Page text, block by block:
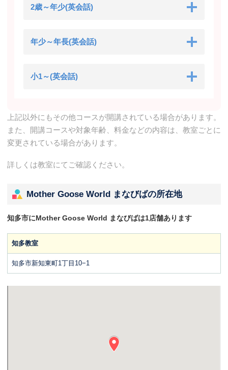
2歳～年少(英会話)
年少～年長(英会話)
小1～(英会話)
上記以外にもその他コースが開講されている場合があります。
また、開講コースや対象年齢、料金などの内容は、教室ごとに
変更されている場合があります。
詳しくは教室にてご確認ください。
Mother Goose World まなびばの所在地
知多市にMother Goose World まなびばは1店舗あります
知多教室
知多市新知東町1丁目10−1